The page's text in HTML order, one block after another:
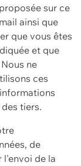
sur ce
ainsi que
que vous êtes
et que
ne
ces
tiers.
de
l'envoi de la